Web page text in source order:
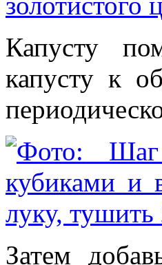
Капусту
капусту к
Затем